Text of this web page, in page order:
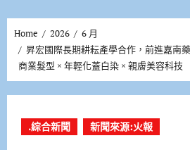
Home 2026
6 月
昇宏國際長期耕耘產學合作，前進嘉南
商業髮型 × 年輕化蓋白染 × 親膚美容科技
.綜合新聞 新聞來源:火報